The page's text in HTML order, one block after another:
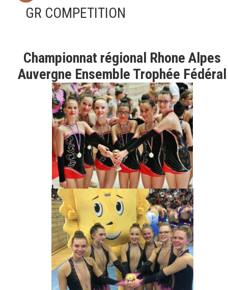
GR COMPETITION
Championnat régional Rhone Alpes
Auvergne Ensemble Trophée Fédéral